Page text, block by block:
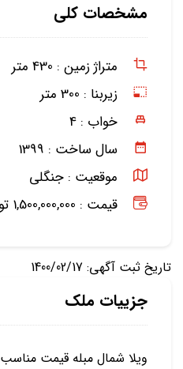
مشخصات کلی
متراژ زمین : 430 متر
زیربنا : 300 متر
خواب : 4
سال ساخت : 1399
موقعیت : جنگلی
قیمت : 1,500,000,000 تومان /
تاریخ ثبت آگهی: 1400/02/17
جزییات ملک
ویلا شمال مبله قیمت مناسب